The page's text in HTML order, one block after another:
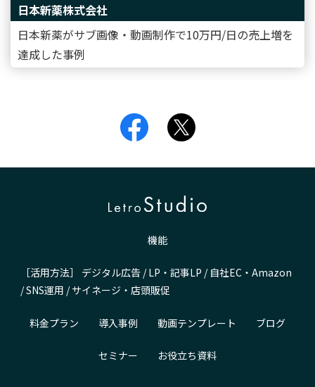
日本新薬株式会社
日本新薬がサブ画像・動画制作で10万円/日の売上増を
達成した事例
機能
［活用方法］ デジタル広告 /LP・記事LP / 自社EC・Amazon
/SNS運用 /サイネージ・店頭販促
料金プラン 導入事例 動画テンプレート ブログ
セミナー お役立ち資料